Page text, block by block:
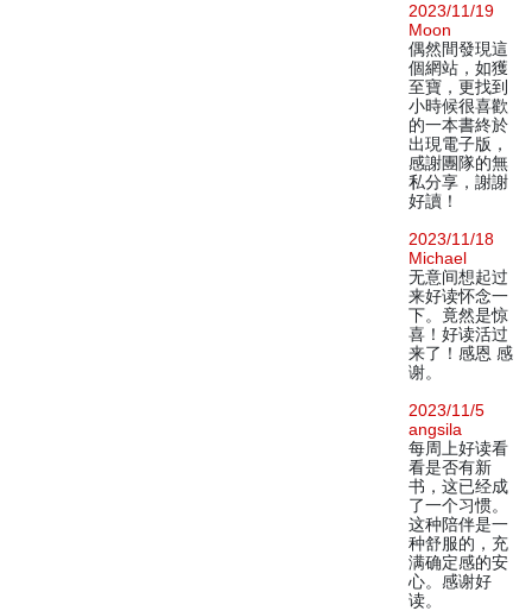
2023/11/19
Moon
偶然間發現這
個網站，如獲
至寶，更找到
小時候很喜歡
的一本書終於
出現電子版，
感謝團隊的無
私分享，謝謝
好讀！
2023/11/18
Michael
无意间想起过
来好读怀念一
下。竟然是惊
喜！好读活过
来了！感恩 感
谢。
2023/11/5
angsila
每周上好读看
看是否有新
书，这已经成
了一个习惯。
这种陪伴是一
种舒服的，充
满确定感的安
心。感谢好
读。